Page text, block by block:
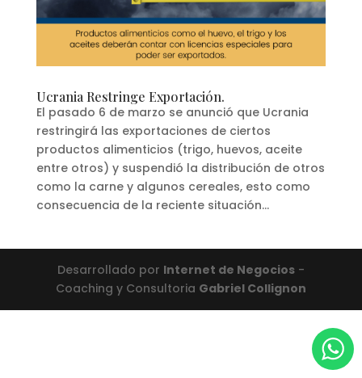
Ucrania Restringe Exportación.
El pasado 6 de marzo se anunció que Ucrania
restringirá las exportaciones de ciertos
productos alimenticios (trigo, huevos, aceite
entre otros) y suspendió la distribución de otros
como la carne y algunos cereales, esto como
consecuencia de la reciente situación...
Desarrollado por Internet de Negocios-
Coaching y Consultoria Gabriel Collignon